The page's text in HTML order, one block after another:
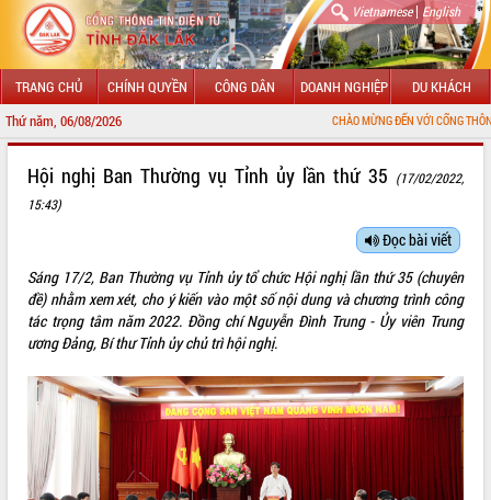
Vietnamese| English
TRANG CHỦ CHÍNH QUYỀN CÔNG DÂN DOANH NGHIỆP DU KHÁCH
Thứ năm, 06/08/2026 CHÀO MỪNG ĐẾN VỚI CỔNG THÔNG TIN ĐIỆN TỬ TỈNH
LÃNH ĐẠO UBND TỈNH
SỞ, BAN, NGÀNH
UBND CÁC XÃ, PHƯỜNG
THÔNG TIN CHỈ ĐẠO ĐIỀU HÀNH
HỆ THỐNG VĂN BẢN
VĂN BẢN HĐND TỈNH
Hội nghị Ban Thường vụ Tỉnh ủy lần thứ 35 (17/02/2022,
15:43)
Đọc bài viết
Sáng 17/2, Ban Thường vụ Tỉnh ủy tổ chức Hội nghị lần thứ 35 (chuyên
đề) nhằm xem xét, cho ý kiến vào một số nội dung và chương trình công
tác trọng tâm năm 2022. Đồng chí Nguyễn Đình Trung - Ủy viên Trung
ương Đảng, Bí thư Tỉnh ủy chủ trì hội nghị.